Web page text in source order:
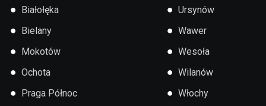
● Białołęka
● Bielany
● Mokotów
● Ochota
● Praga Północ
● Ursynów
● Wawer
● Wesoła
● Wilanów
● Włochy